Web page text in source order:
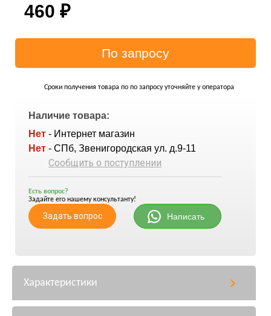
460 ₽
Сроки получения товара по по запросу уточняйте у оператора
Наличие товара:
Нет - Интернет магазин
Нет - СПб, Звенигородская ул. д.9-11
Сообщить о поступлении
Есть вопрос?
Задайте его нашему консультанту!
Задать вопрос Написать
Характеристики